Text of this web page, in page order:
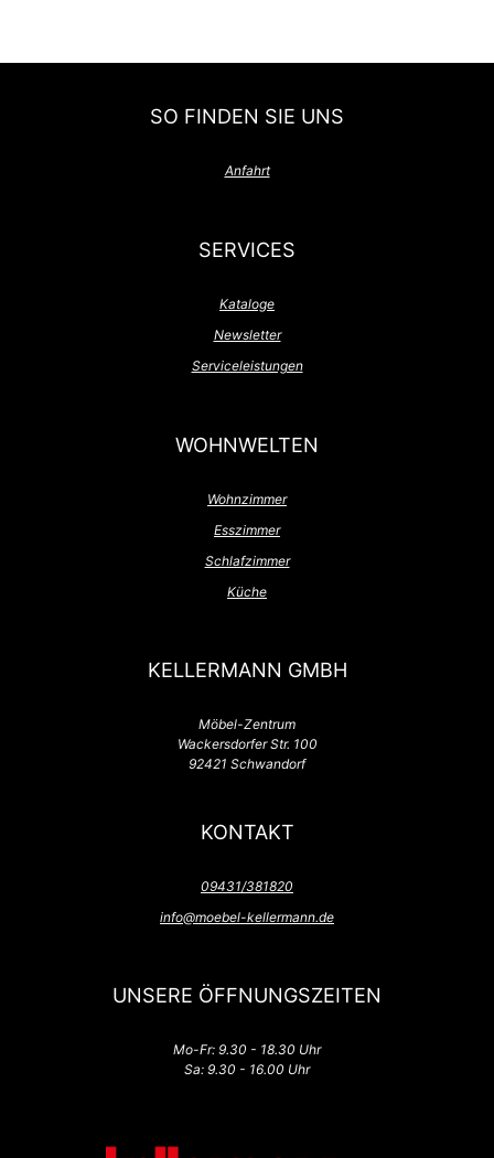
SO FINDEN SIE UNS
Anfahrt
SERVICES
Kataloge
Newsletter
Serviceleistungen
WOHNWELTEN
Wohnzimmer
Esszimmer
Schlafzimmer
Küche
KELLERMANN GMBH
Möbel-Zentrum
Wackersdorfer Str. 100
92421 Schwandorf
KONTAKT
09431/381820
info@moebel-kellermann.de
UNSERE ÖFFNUNGSZEITEN
Mo-Fr: 9.30 - 18.30 Uhr
Sa: 9.30 - 16.00 Uhr